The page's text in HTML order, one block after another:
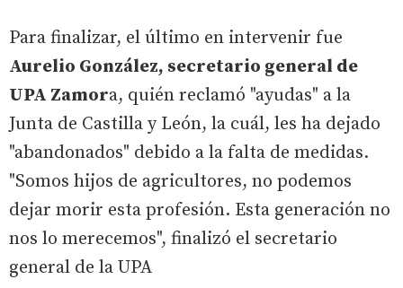
Para finalizar, el último en intervenir fue
Aurelio González, secretario general de
UPA Zamora, quién reclamó "ayudas" a la
Junta de Castilla y León, la cuál, les ha dejado
"abandonados" debido a la falta de medidas.
"Somos hijos de agricultores, no podemos
dejar morir esta profesión. Esta generación no
nos lo merecemos", finalizó el secretario
general de la UPA